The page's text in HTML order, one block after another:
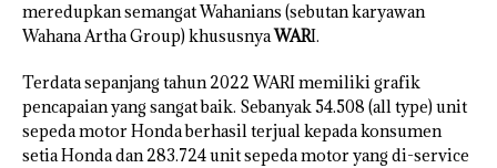
meredupkan semangat Wahanians (sebutan karyawan
Wahana Artha Group) khususnyaWARI.
Terdata sepanjang tahun 2022 WARI memiliki grafik
pencapaian yang sangat baik. Sebanyak 54.508 (all type) unit
sepeda motor Honda berhasil terjual kepada konsumen
setia Honda dan 283.724 unit sepeda motor yang di-service